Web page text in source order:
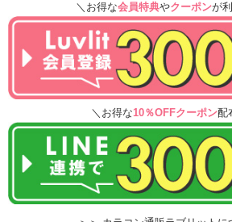
＼お得な会員特典やクーポンが
＼お得な10％OFFクーポン配